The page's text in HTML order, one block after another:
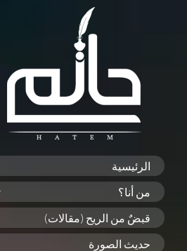
الرئيسية
من أنا؟
قبضٌ من الريح (مقالات)
حديث الصورة